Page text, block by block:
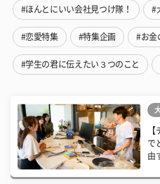
#ほんとにいい会社見つけ隊！ #
#恋愛特集 #特集企画 #お金
#学生の君に伝えたい３つのこと
で
由